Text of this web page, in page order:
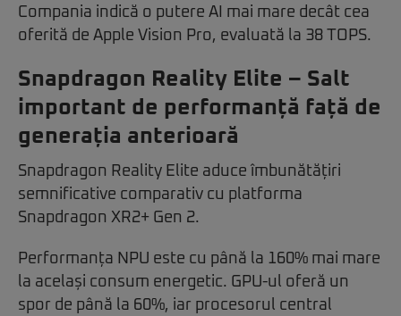
Compania indică o putere AI mai mare decât cea
oferită de Apple Vision Pro, evaluată la 38 TOPS.
Snapdragon Reality Elite – Salt
important de performanță față de
generația anterioară
Snapdragon Reality Elite aduce îmbunătățiri
semnificative comparativ cu platforma
Snapdragon XR2+ Gen 2.
Performanța NPU este cu până la 160% mai mare
la același consum energetic. GPU-ul oferă un
spor de până la 60%, iar procesorul central